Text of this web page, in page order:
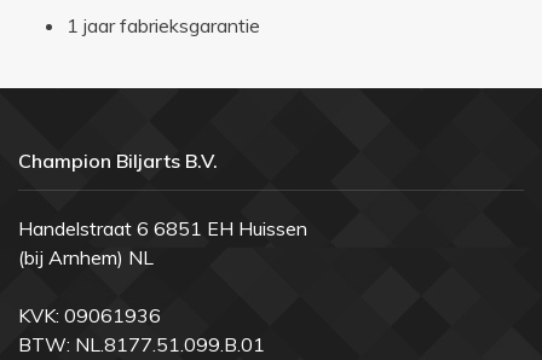
1 jaar fabrieksgarantie
Champion Biljarts B.V.
Handelstraat 6 6851 EH Huissen
(bij Arnhem) NL
KVK: 09061936
BTW: NL.8177.51.099.B.01